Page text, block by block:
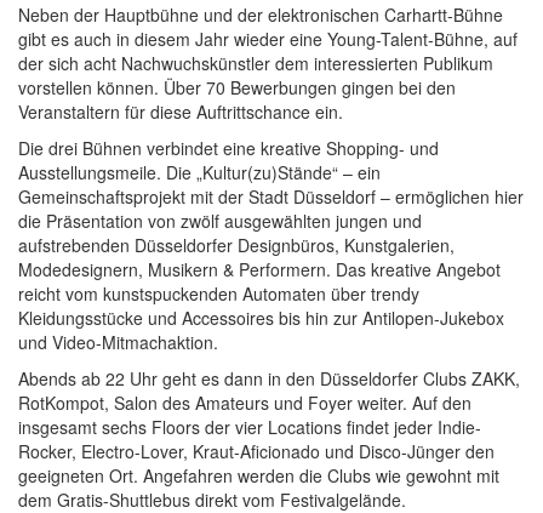
Neben der Hauptbühne und der elektronischen Carhartt-Bühne
gibt es auch in diesem Jahr wieder eine Young-Talent-Bühne, auf
der sich acht Nachwuchskünstler dem interessierten Publikum
vorstellen können. Über 70 Bewerbungen gingen bei den
Veranstaltern für diese Auftrittschance ein.
Die drei Bühnen verbindet eine kreative Shopping- und
Ausstellungsmeile. Die „Kultur(zu)Stände“ – ein
Gemeinschaftsprojekt mit der Stadt Düsseldorf – ermöglichen hier
die Präsentation von zwölf ausgewählten jungen und
aufstrebenden Düsseldorfer Designbüros, Kunstgalerien,
Modedesignern, Musikern & Performern. Das kreative Angebot
reicht vom kunstspuckenden Automaten über trendy
Kleidungsstücke und Accessoires bis hin zur Antilopen-Jukebox
und Video-Mitmachaktion.
Abends ab 22 Uhr geht es dann in den Düsseldorfer Clubs ZAKK,
RotKompot, Salon des Amateurs und Foyer weiter. Auf den
insgesamt sechs Floors der vier Locations findet jeder Indie-
Rocker, Electro-Lover, Kraut-Aficionado und Disco-Jünger den
geeigneten Ort. Angefahren werden die Clubs wie gewohnt mit
dem Gratis-Shuttlebus direkt vom Festivalgelände.